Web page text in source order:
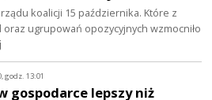
koalicji 15 października. Które z
ugrupowań opozycyjnych wzmocniło
godz. 13:01
gospodarce lepszy niż